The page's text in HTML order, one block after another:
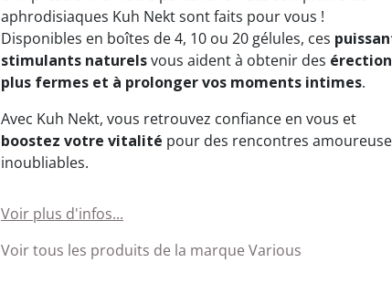
aphrodisiaques Kuh Nekt sont faits pour vous !
Disponibles en boîtes de 4, 10 ou 20 gélules, ces
stimulants naturelsvous aident à obtenir des
plus fermes et à prolonger vos moments intimes.
Avec Kuh Nekt, vous retrouvez confiance en vous et
boostez votre vitalité pour des rencontres
inoubliables.
Voir plus d'infos...
Voir tous les produits de la marque Various